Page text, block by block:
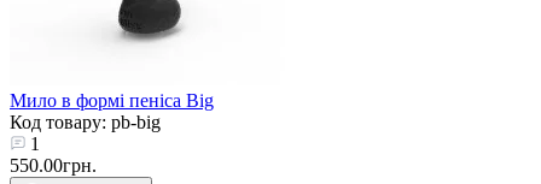
Мило в формі пеніса Big
Код товару: pb-big
1
550.00грн.